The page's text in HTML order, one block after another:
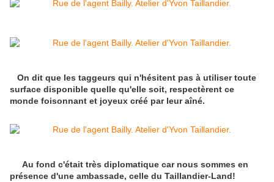
On dit que les taggeurs qui n'hésitent pas à utiliser toute
surface disponible quelle qu'elle soit, respectèrent ce
monde foisonnant et joyeux créé par leur aîné.
Au fond c'était très diplomatique car nous sommes en
présence d'une ambassade, celle du Taillandier-Land!